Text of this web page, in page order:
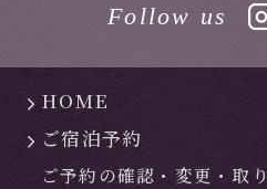
Follow us
HOME
ご宿泊予約
ご予約の確認・ 変更・ 取